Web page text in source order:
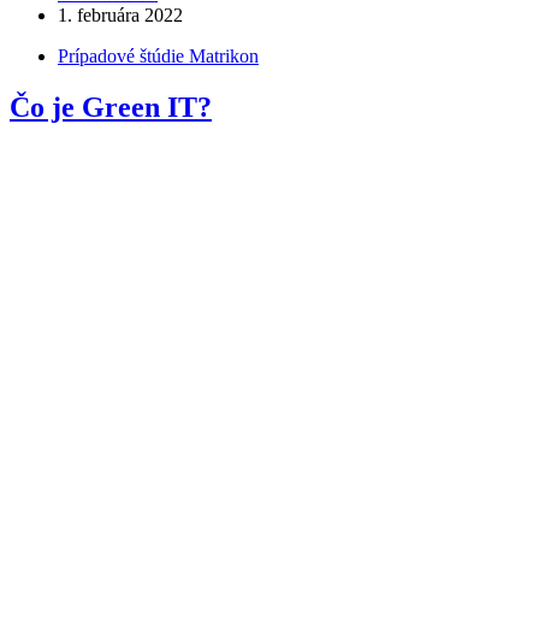
1. februára 2022
Prípadové štúdie Matrikon
Čo je Green IT?